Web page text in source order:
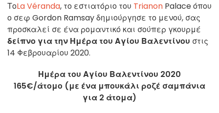
ΤοLa Véranda, το εστιατόριο του Trianon Palace όπου
ο σεφ Gordon Ramsay δημιούργησε το μενού, σας
προσκαλεί σε ένα ρομαντικό και σούπερ γκουρμέ
δείπνο για την Ημέρα του Αγίου Βαλεντίνου στις
14 Φεβρουαρίου 2020.
Ημέρα του Αγίου Βαλεντίνου 2020
165€/άτομο (με ένα μπουκάλι ροζέ σαμπάνια
για 2 άτομα)